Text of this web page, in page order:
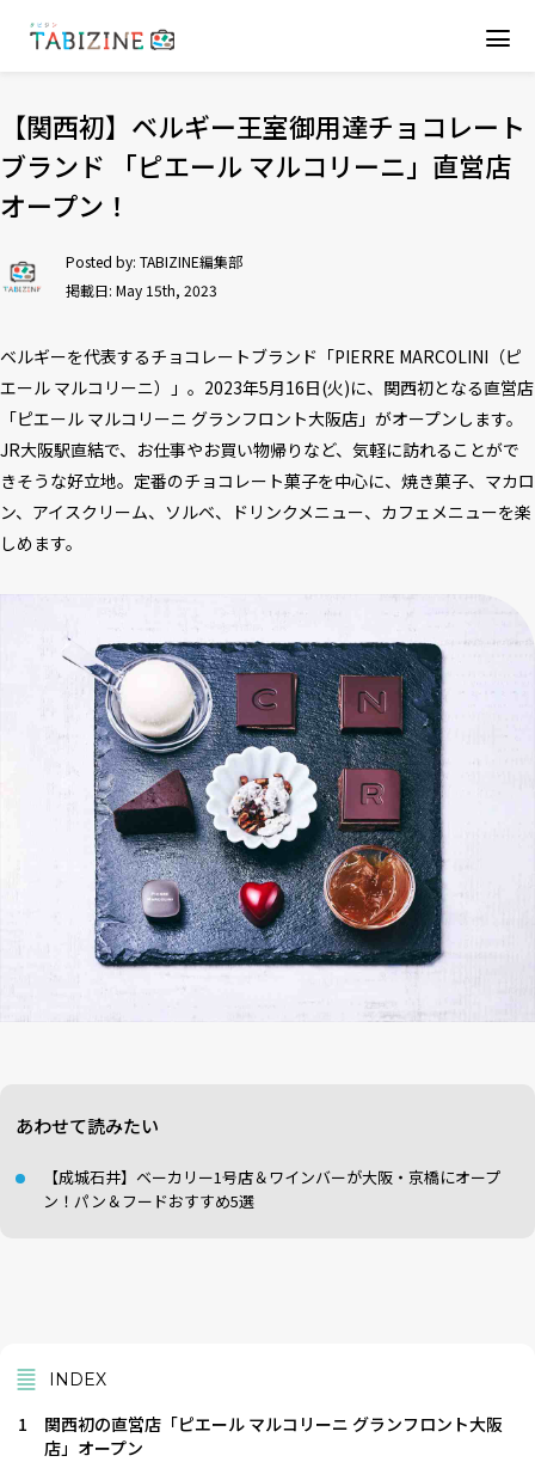
【関西初】ベルギー王室御用達チョコレート
ブランド 「ピエール マルコリーニ」直営店
オープン！
Posted by: TABIZINE編集部
掲載日: May 15th, 2023
ベルギーを代表するチョコレートブランド「PIERRE MARCOLINI（ピ
エール マルコリーニ）」。2023年5月16日(火)に、関西初となる直営店
「ピエール マルコリーニ グランフロント大阪店」がオープンします。
JR大阪駅直結で、お仕事やお買い物帰りなど、気軽に訪れることがで
きそうな好立地。定番のチョコレート菓子を中心に、焼き菓子、マカロ
ン、アイスクリーム、ソルベ、ドリンクメニュー、カフェメニューを楽
しめます。
あわせて読みたい
【成城石井】ベーカリー1号店＆ワインバーが大阪・京橋にオープ
ン！パン＆フードおすすめ5選
INDEX
1
関西初の直営店「ピエール マルコリーニ グランフロント大阪
店」オープン